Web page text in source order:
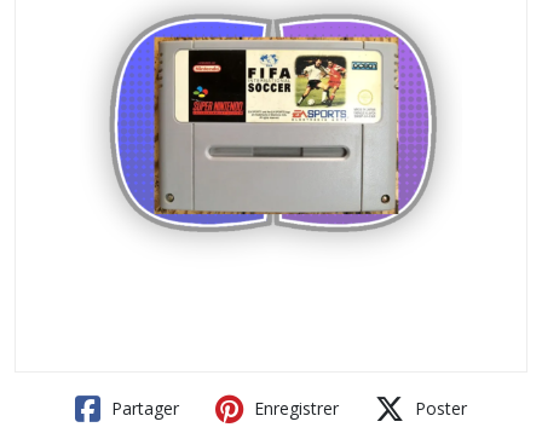
Partager Enregistrer Poster